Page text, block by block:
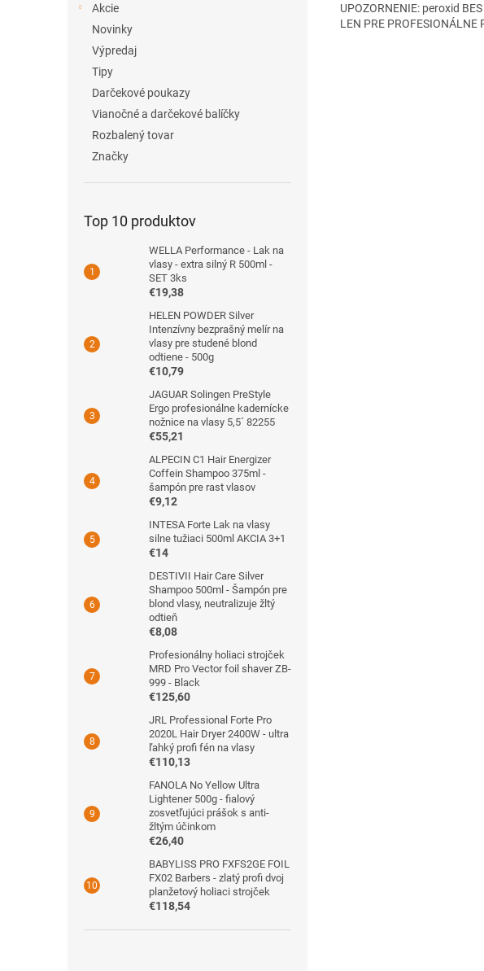
Akcie
Novinky
Výpredaj
Tipy
Darčekové poukazy
Vianočné a darčekové balíčky
Rozbalený tovar
Značky
Top 10 produktov
WELLA Performance - Lak na
vlasy - extra silný R 500ml -
SET 3ks
€19,38
HELEN POWDER Silver
Intenzívny bezprašný melír na
vlasy pre studené blond
odtiene - 500g
€10,79
JAGUAR Solingen PreStyle
Ergo profesionálne kadernícke
nožnice na vlasy 5,5´ 82255
€55,21
ALPECIN C1 Hair Energizer
Coffein Shampoo 375ml -
šampón pre rast vlasov
€9,12
INTESA Forte Lak na vlasy
silne tužiaci 500ml AKCIA 3+1
€14
DESTIVII Hair Care Silver
Shampoo 500ml - Šampón pre
blond vlasy, neutralizuje žltý
odtieň
€8,08
Profesionálny holiaci strojček
MRD Pro Vector foil shaver ZB-
999 - Black
€125,60
JRL Professional Forte Pro
2020L Hair Dryer 2400W - ultra
ľahký profi fén na vlasy
€110,13
FANOLA No Yellow Ultra
Lightener 500g - fialový
zosvetľujúci prášok s anti-
žltým účinkom
€26,40
BABYLISS PRO FXFS2GE FOIL
FX02 Barbers - zlatý profi dvoj
planžetový holiaci strojček
€118,54
UPOZORNENIE: peroxid
LEN PRE PROFESIONÁLNE